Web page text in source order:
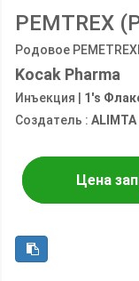
PEMTREX
Родовое
Kocak Pharma
Инъекция | 1's
Создатель : ALIMTA
Цена